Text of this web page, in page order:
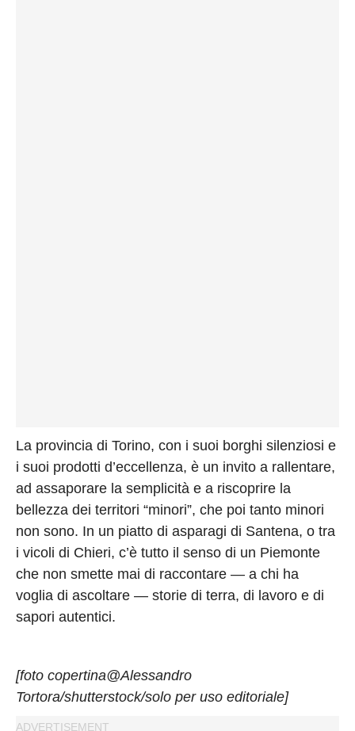
La provincia di Torino, con i suoi borghi silenziosi e
i suoi prodotti d’eccellenza, è un invito a rallentare,
ad assaporare la semplicità e a riscoprire la
bellezza dei territori “minori”, che poi tanto minori
non sono. In un piatto di asparagi di Santena, o tra
i vicoli di Chieri, c’è tutto il senso di un Piemonte
che non smette mai di raccontare — a chi ha
voglia di ascoltare — storie di terra, di lavoro e di
sapori autentici.
[foto copertina@Alessandro
Tortora/shutterstock/solo per uso editoriale]